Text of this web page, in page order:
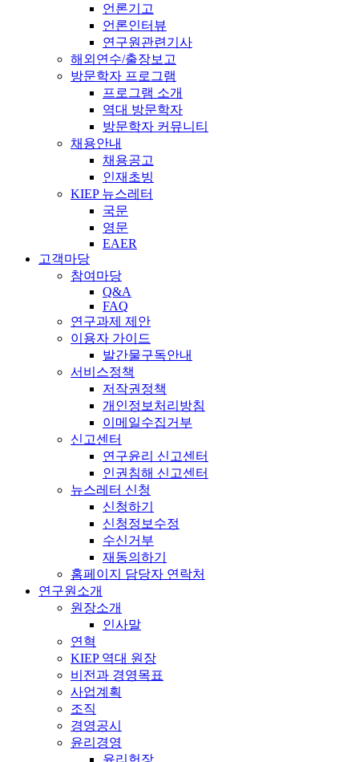
언론기고
언론인터뷰
연구원관련기사
해외연수/출장보고
방문학자 프로그램
프로그램 소개
역대 방문학자
방문학자 커뮤니티
채용안내
채용공고
인재초빙
KIEP 뉴스레터
국문
영문
EAER
고객마당
참여마당
Q&A
FAQ
연구과제 제안
이용자 가이드
발간물구독안내
서비스정책
저작권정책
개인정보처리방침
이메일수집거부
신고센터
연구윤리 신고센터
인권침해 신고센터
뉴스레터 신청
신청하기
신청정보수정
수신거부
재동의하기
홈페이지 담당자 연락처
연구원소개
원장소개
인사말
연혁
KIEP 역대 원장
비전과 경영목표
사업계획
조직
경영공시
윤리경영
윤리헌장